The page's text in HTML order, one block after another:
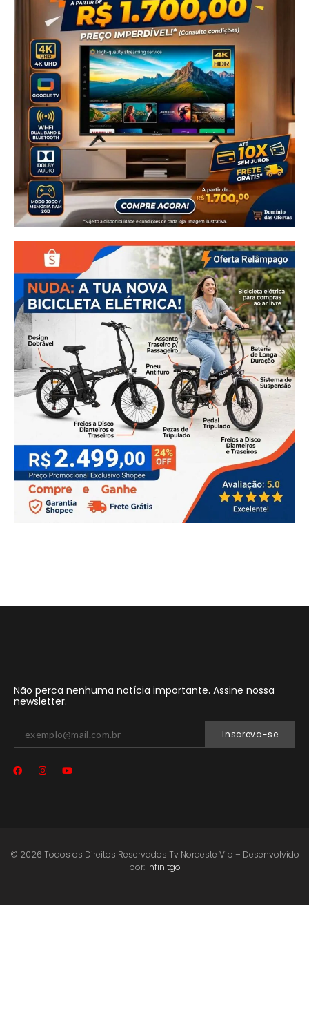
Não perca nenhuma notícia importante. Assine nossa
newsletter.
Inscreva-se
© 2026 Todos os Direitos Reservados Tv Nordeste Vip – Desenvolvido
por: Infinitgo